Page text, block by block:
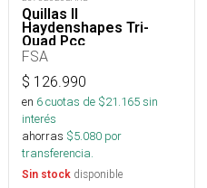
Quillas II
Haydenshapes Tri-
Quad Pcc
FSA
$ 126.990
en 6cuotas de $21.165sin
interés
ahorras $5.080 por
transferencia.
Sin stock disponible